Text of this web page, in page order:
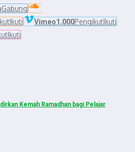
Gabung
Ikuti Vimeo1,000PengikutIkuti
Ikuti
Kemah Ramadhan bagi Pelajar